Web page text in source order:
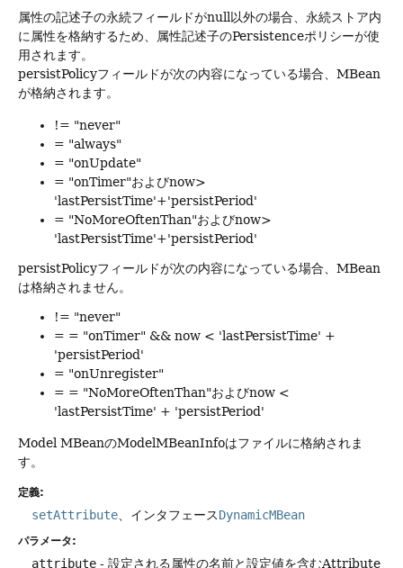
属性の記述子の永続フィールドがnull以外の場合、永続ストア内
に属性を格納するため、属性記述子のPersistenceポリシーが使
用されます。
persistPolicyフィールドが次の内容になっている場合、MBean
が格納されます。
!= "never"
= "always"
= "onUpdate"
= "onTimer"およびnow>
'lastPersistTime'+'persistPeriod'
= "NoMoreOftenThan"およびnow>
'lastPersistTime'+'persistPeriod'
persistPolicyフィールドが次の内容になっている場合、MBean
は格納されません。
!= "never"
= = "onTimer" && now < 'lastPersistTime' +
'persistPeriod'
= "onUnregister"
= = "NoMoreOftenThan"およびnow <
'lastPersistTime' + 'persistPeriod'
Model MBeanのModelMBeanInfoはファイルに格納されま
す。
定義:
setAttribute 、インタフェースDynamicMBean
パラメータ:
attribute - 設定される属性の名前と設定値を含むAttribute